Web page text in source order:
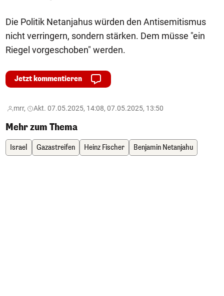
Die Politik Netanjahus würden den Antisemitismus
nicht verringern, sondern stärken. Dem müsse "ein
Riegel vorgeschoben" werden.
Jetzt kommentieren
mrr, Akt. 07.05.2025, 14:08, 07.05.2025, 13:50
Mehr zum Thema
Israel Gazastreifen Heinz Fischer Benjamin Netanjahu